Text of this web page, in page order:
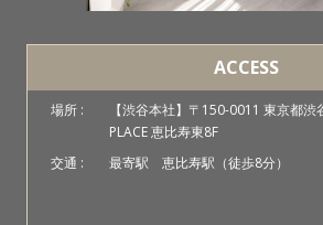
ACCESS
場所 :
【渋谷本社】〒150-0011 東京都
PLACE 恵比寿東8F
交通 :
最寄駅 恵比寿駅（徒歩8分）